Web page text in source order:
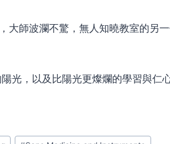
大師波瀾不驚，無人知曉教室的另
光，以及比陽光更燦爛的學習與仁